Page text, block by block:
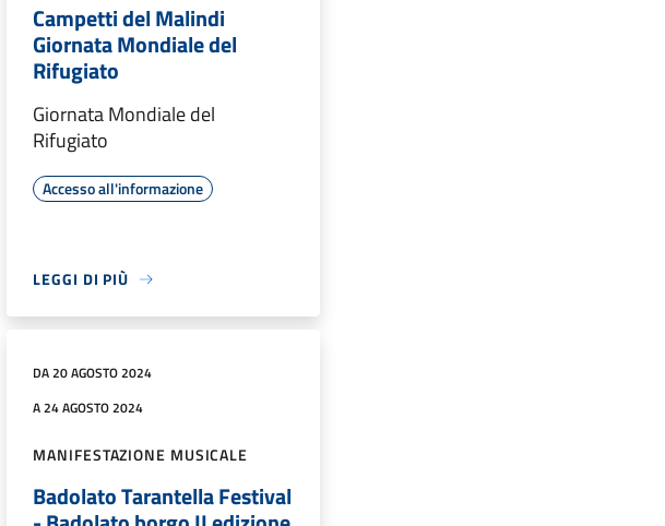
Campetti del Malindi
Giornata Mondiale del
Rifugiato
Giornata Mondiale del
Rifugiato
Accesso all'informazione
LEGGI DI PIÙ
DA 20 AGOSTO 2024
A 24 AGOSTO 2024
MANIFESTAZIONE MUSICALE
Badolato Tarantella Festival